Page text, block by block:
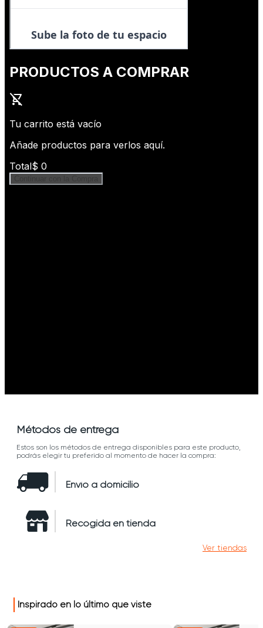
Métodos de entrega
Estos son los métodos de entrega disponibles para este producto,
podrás elegir tu preferido al momento de hacer la compra:
Envío a domicilio
Recogida en tienda
Ver tiendas
Inspirado en lo último que viste